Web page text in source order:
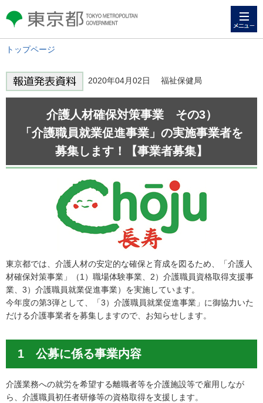
東京都 TOKYO METROPOLITAN
GOVERNMENT
トップページ
2020年04月02日 福祉保健局
介護人材確保対策事業 その3）
「介護職員就業促進事業」の実施事業者を
募集します！【事業者募集】
東京都では、介護人材の安定的な確保と育成を図るため、「介護人
材確保対策事業」（1）職場体験事業、2）介護職員資格取得支援事
業、3）介護職員就業促進事業）を実施しています。
今年度の第3弾として、「3）介護職員就業促進事業」に御協力いた
だける介護事業者を募集しますので、お知らせします。
1 公募に係る事業内容
介護業務への就労を希望する離職者等を介護施設等で雇用しなが
ら、介護職員初任者研修等の資格取得を支援します。